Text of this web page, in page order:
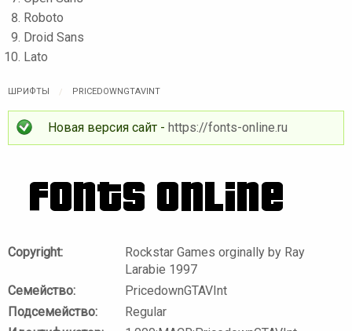
ШРИФТЫ PRICEDOWNGTAVINT
Новая версия сайт - https://fonts-online.ru
Copyright:
Rockstar Games orginally by Ray
Larabie 1997
Семейство:
PricedownGTAVInt
Подсемейство:
Regular
Roboto
Droid Sans
Lato